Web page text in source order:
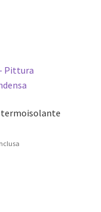
termoisolante